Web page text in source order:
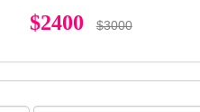
$2400 $3000